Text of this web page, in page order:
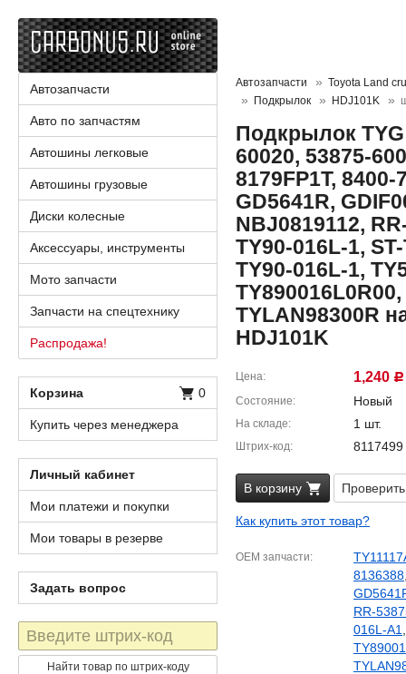
Автозапчасти
Toyota Land
Подкрылок
HDJ101K
Подкрылок TYG
60020, 53875-
8179FP1T,
GD5641R,
NBJ0819112,
TY90-016L-1,
TY90-016L-1,
TYLAN98300R
HDJ101K
Цена 1,240 Р
Состояние Новый
На складе 1 шт.
Штрих-код 8117499
В корзину
Как купить этот товар?
OEM запчасти
8136388
RR-
016L-A1
Автозапчасти
Авто по запчастям
Автошины легковые
Автошины грузовые
Диски колесные
Аксессуары, инструменты
Мото запчасти
Запчасти на спецтехнику
Распродажа!
Корзина 0
Купить через менеджера
Личный кабинет
Мои платежи и покупки
Мои товары в резерве
Задать вопрос
Штрих-
код
Найти товар по штрих-коду